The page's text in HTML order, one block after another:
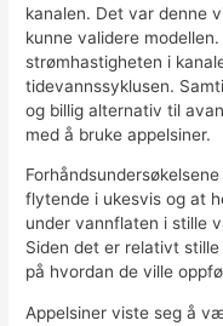
kanalen. Det var denne
kunne validere
strømhastigheten i
tidevannssyklusen.
og billig alternativ til
med å bruke appelsiner.
flytende i ukesvis og at
under vannflaten i stille
Siden det er relativt
på hvordan de ville
Appelsiner viste seg å